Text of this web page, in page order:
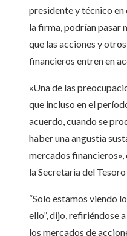
presidente y técnico en
la firma, podrían pasar
que las acciones y
financieros entren en
«Una de las
que incluso en el
acuerdo, cuando se
haber una angustia
mercados financieros»,
la Secretaria del
“Solo estamos viendo
ello”, dijo, refiriéndose
los mercados de